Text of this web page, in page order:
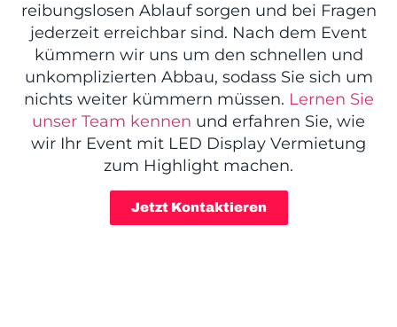
reibungslosen Ablauf sorgen und bei Fragen
jederzeit erreichbar sind. Nach dem Event
kümmern wir uns um den schnellen und
unkomplizierten Abbau, sodass Sie sich um
nichts weiter kümmern müssen. Lernen Sie
unser Team kennen und erfahren Sie, wie
wir Ihr Event mit LED Display Vermietung
zum Highlight machen.
Jetzt Kontaktieren